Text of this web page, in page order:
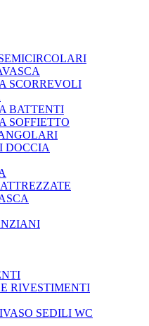
SCORREVOLI
BATTENTI
SOFFIETTO
DOCCIA
RIVESTIMENTI
SEDILI WC